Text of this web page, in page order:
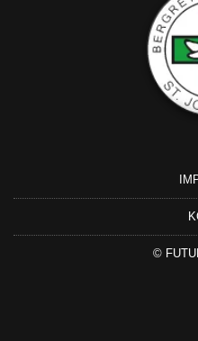
©